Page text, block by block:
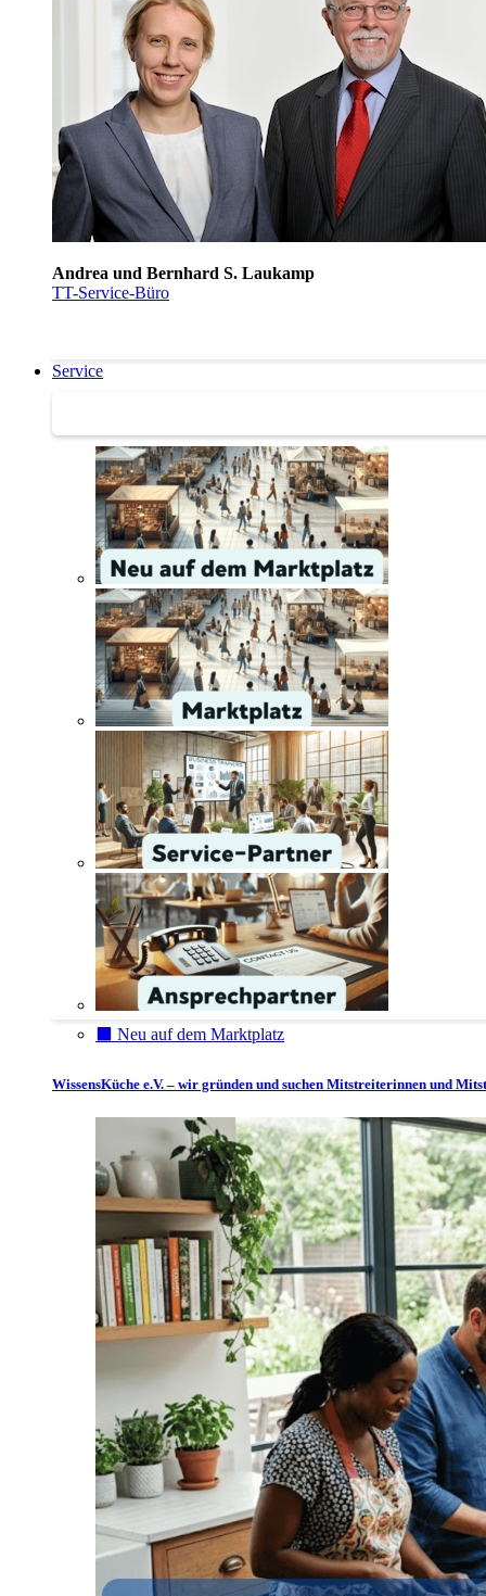
Andrea und Bernhard S. Laukamp
TT-Service-Büro
Service
⬛️ Neu auf dem Marktplatz
WissensKüche e.V. – wir gründen und suchen Mitstreiterinnen und